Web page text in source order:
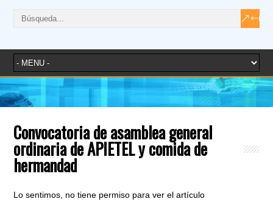
Convocatoria de asamblea general
ordinaria de APIETEL y comida de
hermandad
Lo sentimos, no tiene permiso para ver el artículo